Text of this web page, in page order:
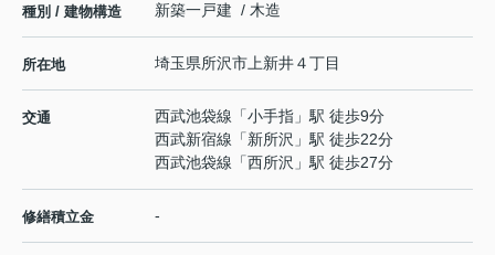
種別 / 建物構造 新築一戸建 / 木造
所在地 埼玉県所沢市 上新井４丁目
交通 西武池袋線 「小手指 」駅 徒歩9分
西武新宿線 「新所沢 」駅 徒歩22分
西武池袋線 「西所沢 」駅 徒歩27分
修繕積立金 -